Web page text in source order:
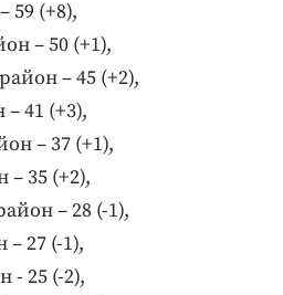
59 (+8),
– 50 (+1),
– 45 (+2),
41 (+3),
– 37 (+1),
35 (+2),
– 28 (-1),
27 (-1),
- 25 (-2),